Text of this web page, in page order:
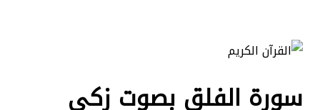
سورة الفلق بصوت زكي